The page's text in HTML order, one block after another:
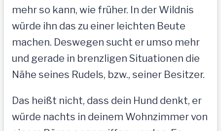
mehr so kann, wie früher. In der Wildnis
würde ihn das zu einer leichten Beute
machen. Deswegen sucht er umso mehr
und gerade in brenzligen Situationen die
Nähe seines Rudels, bzw., seiner Besitzer.
Das heißt nicht, dass dein Hund denkt, er
würde nachts in deinem Wohnzimmer von